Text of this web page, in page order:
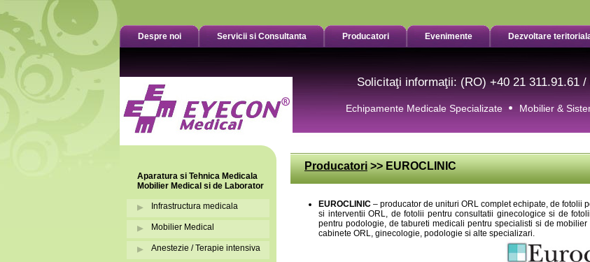
Despre noi Servicii si Consultanta Producatori Evenimente Dezvoltare
Solicitaţi informaţii: (RO) +40 21 311.91.61
Echipamente Medicale Specializate Mobilier &
Aparatura si Tehnica Medicala
Mobilier Medical si de Laborator
Infrastructura medicala
Mobilier Medical
Anestezie / Terapie intensiva
Producatori>> EUROCLINIC
EUROCLINIC – producator de unituri ORL complet echipate, de fotolii
si interventii ORL, de fotolii pentru consultatii ginecologice si de
pentru podologie, de tabureti medicali pentru specialisti si de mobilier
cabinete ORL, ginecologie, podologie si alte specializari.